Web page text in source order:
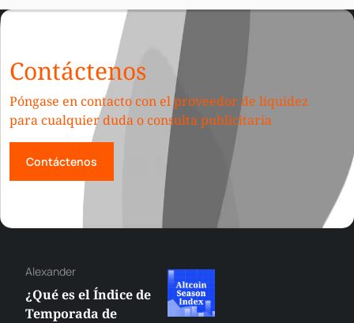
Contáctenos
Póngase en contacto con el proveedor de liquidez
para cualquier duda o consulta publicitaria
Contáctenos
Alexander
¿Qué es el Índice de
Temporada de